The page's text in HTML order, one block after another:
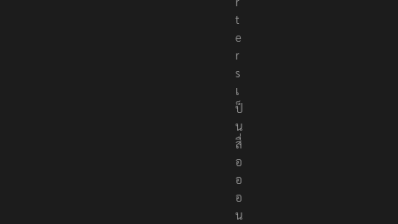
t
e
r
s
เ
ป็
น
สื่
อ
อ
อ
น